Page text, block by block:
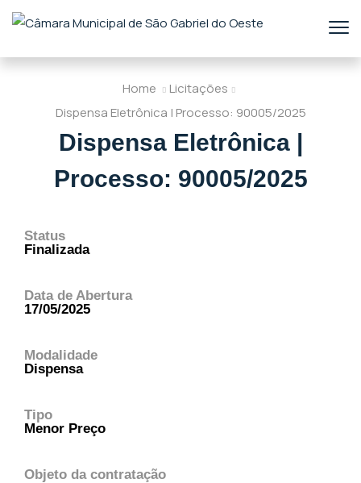
Home
Licitações
Dispensa Eletrônica | Processo: 90005/2025
Dispensa Eletrônica |
Processo: 90005/2025
Status
Finalizada
Data de Abertura
17/05/2025
Modalidade
Dispensa
Tipo
Menor Preço
Objeto da contratação